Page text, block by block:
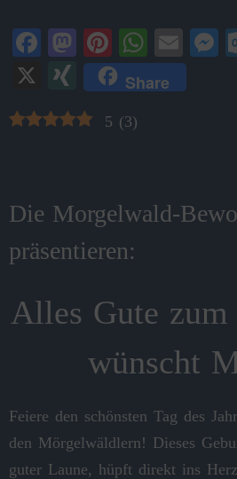
Fa
ce
ok
M
as
to
do
Pi
nt
er
es
W
ha
ts
E
m
ail
X
X
I
N
Share
5 (3)
Die Morgelwald-
präsentieren:
Alles Gute zum
wünscht
Feiere den schönsten Tag des
den Mörgelwäldlern! Dieses
guter Laune, hüpft direkt ins